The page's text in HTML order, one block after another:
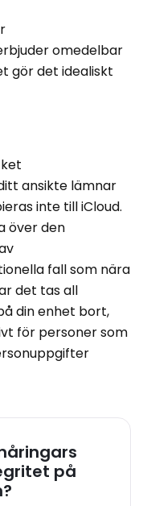
omedelbar
gör det idealiskt
ansikte lämnar
inte till iCloud.
över den
fall som nära
det tas all
din enhet bort,
för personer som
på